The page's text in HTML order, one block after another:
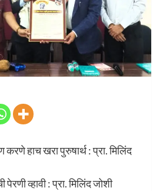
करणे हाच खरा पुरुषार्थ : प्रा. मिलिंद
व्हावी : प्रा. मिलिंद जोशी